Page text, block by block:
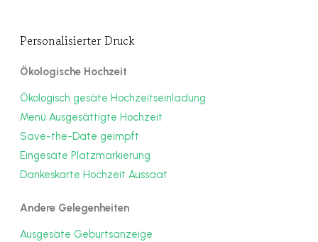
Personalisierter Druck
Ökologische Hochzeit
Ökologisch gesäte Hochzeitseinladung
Menü Ausgesättigte Hochzeit
Save-the-Date geimpft
Eingesäte Platzmarkierung
Dankeskarte Hochzeit Aussaat
Andere Gelegenheiten
Ausgesäte Geburtsanzeige